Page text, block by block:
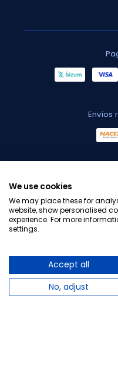
Envíos
We use cookies
We may place these for
website, show personalised
experience. For more
settings.
Accept all
No, adjust